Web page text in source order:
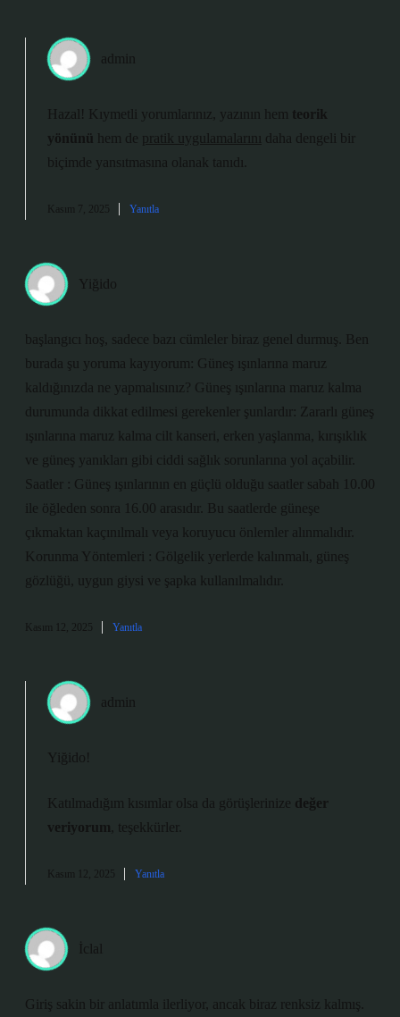
admin
Hazal! Kıymetli yorumlarınız, yazının hem teorik
yönünü
hem de pratik uygulamalarını
daha dengeli bir
biçimde yansıtmasına olanak tanıdı.
Kasım 7, 2025 Yanıtla
Yiğido
başlangıcı hoş, sadece bazı cümleler biraz genel durmuş. Ben
burada şu yoruma kayıyorum: Güneş ışınlarına maruz
kaldığınızda ne yapmalısınız? Güneş ışınlarına maruz kalma
durumunda dikkat edilmesi gerekenler şunlardır: Zararlı güneş
ışınlarına maruz kalma cilt kanseri, erken yaşlanma, kırışıklık
ve güneş yanıkları gibi ciddi sağlık sorunlarına yol açabilir.
Saatler : Güneş ışınlarının en güçlü olduğu saatler sabah 10.00
ile öğleden sonra 16.00 arasıdır. Bu saatlerde güneşe
çıkmaktan kaçınılmalı veya koruyucu önlemler alınmalıdır.
Korunma Yöntemleri : Gölgelik yerlerde kalınmalı, güneş
gözlüğü, uygun giysi ve şapka kullanılmalıdır.
Kasım 12, 2025 Yanıtla
admin
Yiğido!
Katılmadığım kısımlar olsa da görüşlerinize değer
veriyorum , teşekkürler.
Kasım 12, 2025 Yanıtla
İclal
Giriş sakin bir anlatımla ilerliyor, ancak biraz renksiz kalmış.